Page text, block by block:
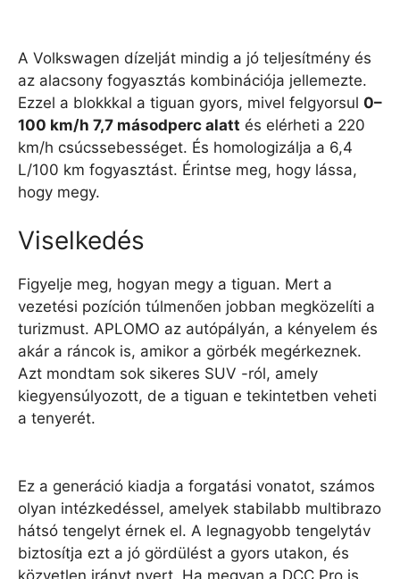
A Volkswagen dízelját mindig a jó teljesítmény és
az alacsony fogyasztás kombinációja jellemezte.
Ezzel a blokkkal a tiguan gyors, mivel felgyorsul 0–
100 km/h 7,7 másodperc alatt és elérheti a 220
km/h csúcssebességet. És homologizálja a 6,4
L/100 km fogyasztást. Érintse meg, hogy lássa,
hogy megy.
Viselkedés
Figyelje meg, hogyan megy a tiguan. Mert a
vezetési pozíción túlmenően jobban megközelíti a
turizmust. APLOMO az autópályán, a kényelem és
akár a ráncok is, amikor a görbék megérkeznek.
Azt mondtam sok sikeres SUV -ról, amely
kiegyensúlyozott, de a tiguan e tekintetben veheti
a tenyerét.
Ez a generáció kiadja a forgatási vonatot, számos
olyan intézkedéssel, amelyek stabilabb multibrazo
hátsó tengelyt érnek el. A legnagyobb tengelytáv
biztosítja ezt a jó gördülést a gyors utakon, és